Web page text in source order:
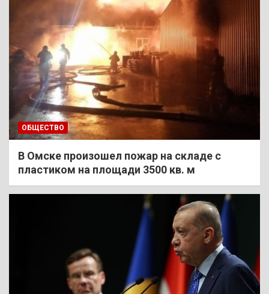
ОБЩЕСТВО
В Омске произошел пожар на складе с
пластиком на площади 3500 кв. м